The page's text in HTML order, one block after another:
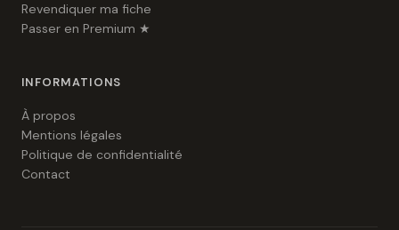
Revendiquer ma fiche
Passer en Premium ★
INFORMATIONS
À propos
Mentions légales
Politique de confidentialité
Contact